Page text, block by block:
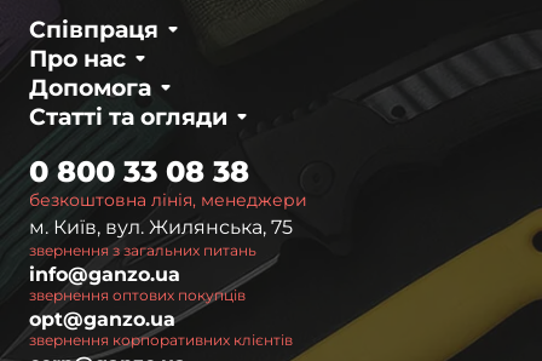
Про нас
Співпраця
Статті та огляди
Допомога
безкоштовна лінія, менеджери
0 800 33 08 38
м. Київ, вул. Жилянська, 75
звернення з загальних питань
info@ganzo.ua
звернення оптових покупців
opt@ganzo.ua
звернення корпоративних клієнтів